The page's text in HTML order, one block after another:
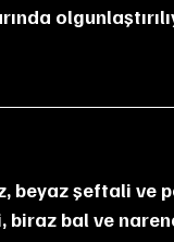
biraz bal ve